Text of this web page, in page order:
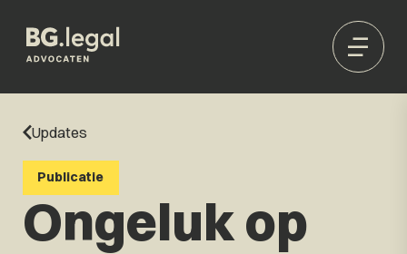
Updates
Publicatie
Ongeluk op